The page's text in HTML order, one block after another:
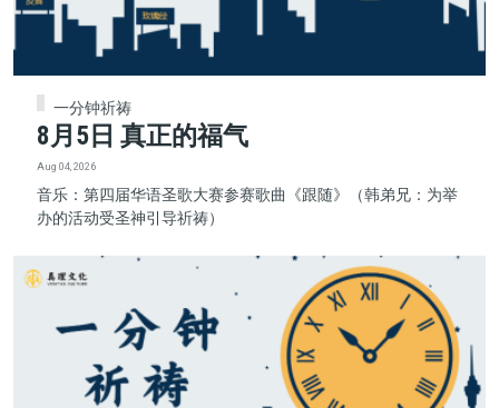
一分钟祈祷
8月5日 真正的福气
Aug 04, 2026
音乐：第四届华语圣歌大赛参赛歌曲《跟随》（韩弟兄：为举
办的活动受圣神引导祈祷）